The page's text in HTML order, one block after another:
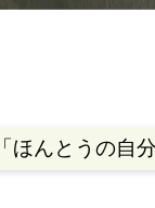
「ほんとうの